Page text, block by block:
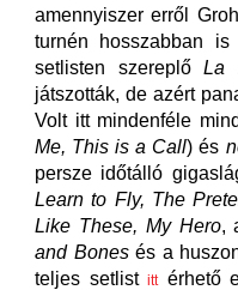
amennyiszer erről
turnén hosszabban
setlisten szereplőLa
játszották, de azért
Volt itt mindenféle
Me, This is a Call) és
persze időtálló
Learn to Fly, The
Like These, My Hero,
and Bonesés a
teljes setlist ittérhető